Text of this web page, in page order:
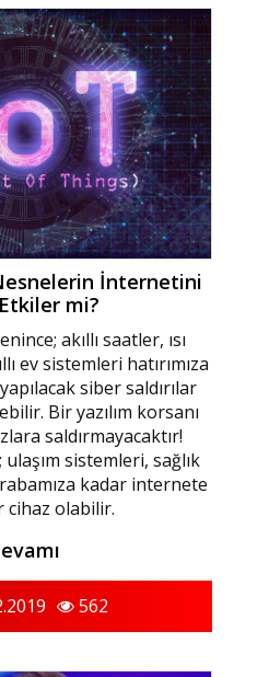
İnternetini
mi?
akıllı saatler, ısı
ev sistemleri hatırımıza
siber saldırılar
Bir yazılım korsanı
saldırmayacaktır!
sistemleri, sağlık
kadar internete
cihaz olabilir.
562